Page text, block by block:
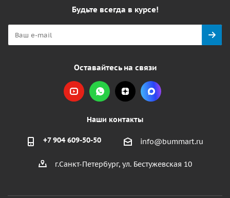
Будьте всегда в курсе!
Оставайтесь на связи
Наши контакты
+7 904 609-50-50 info@bummart.ru
г.Санкт-Петербург, ул. Бестужевская 10